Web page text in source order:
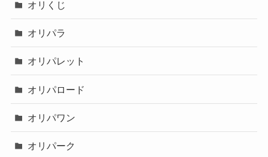
オリくじ
オリパラ
オリパレット
オリパロード
オリパワン
オリパーク